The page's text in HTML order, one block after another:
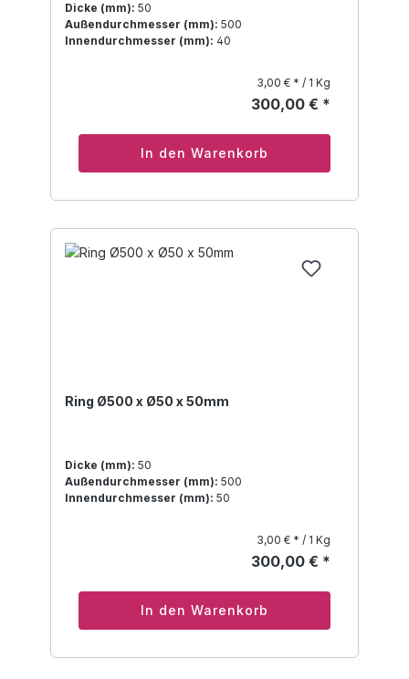
Dicke (mm): 50
Außendurchmesser (mm): 500
Innendurchmesser (mm): 40
3,00 € * / 1 Kg
300,00 € *
In den Warenkorb
Ring Ø500 x Ø50 x 50mm
Dicke (mm): 50
Außendurchmesser (mm): 500
Innendurchmesser (mm): 50
3,00 € * / 1 Kg
300,00 € *
In den Warenkorb